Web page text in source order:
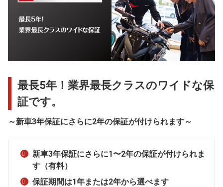
最長5年！業界最長クラスのワイドな保
証です。
～新車3年保証にさらに2年の保証が付けられます～
新車3年保証にさらに1〜2年の保証が付けられま
す（有料）
保証期間は1年または2年から選べます